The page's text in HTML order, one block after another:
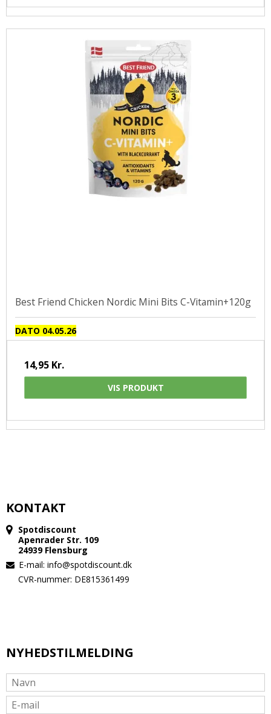
Best Friend Chicken Nordic Mini Bits C-Vitamin+120g
DATO 04.05.26
14,95 Kr.
VIS PRODUKT
KONTAKT
Spotdiscount
Apenrader Str. 109
24939 Flensburg
E-mail: info@spotdiscount.dk
CVR-nummer: DE815361499
NYHEDSTILMELDING